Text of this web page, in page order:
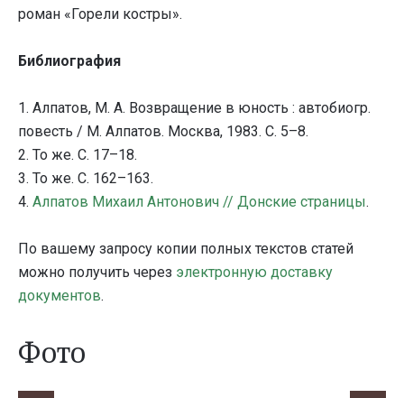
роман «Горели костры».
Библиография
1. Алпатов, М. А. Возвращение в юность : автобиогр.
повесть / М. Алпатов. Москва, 1983. С. 5–8.
2. То же. С. 17–18.
3. То же. С. 162–163.
4. Алпатов Михаил Антонович // Донские страницы.
По вашему запросу копии полных текстов статей
можно получить через электронную доставку
документов.
Фото